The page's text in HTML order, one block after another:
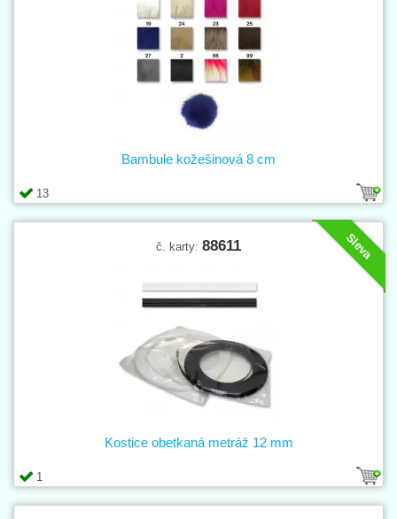
13
Bambule kožešinová 8 cm
Sleva
č. karty: 88611
1
Kostice obetkaná metráž 12 mm